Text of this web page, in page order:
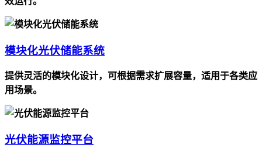
模块化光伏储能系统
提供灵活的模块化设计，可根据需求扩展容量，适用于各类应
用场景。
光伏能源监控平台